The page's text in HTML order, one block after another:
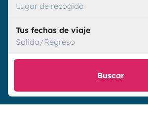
Lugar de recogida
Tus fechas de viaje
Salida/Regreso
Buscar